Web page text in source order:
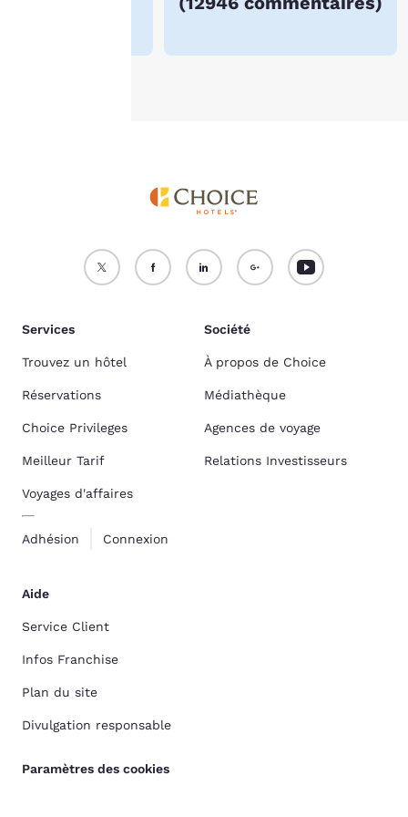
Accepter tous les cookies Refuser tous les cookies
Services
Trouvez un hôtel
Réservations
Choice Privileges
Meilleur Tarif
Voyages d'affaires
Adhésion Connexion
Société
À propos de Choice
Médiathèque
Agences de voyage
Relations Investisseurs
Aide
Service Client
Infos Franchise
Plan du site
Divulgation responsable
Paramètres des cookies